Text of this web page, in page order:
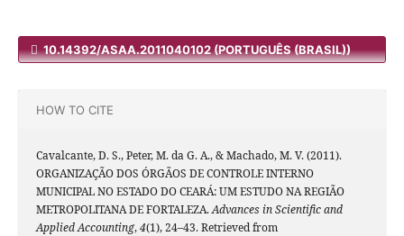
10.14392/ASAA.2011040102 (PORTUGUÊS (BRASIL))
HOW TO CITE
Cavalcante, D. S., Peter, M. da G. A., & Machado, M. V. (2011).
ORGANIZAÇÃO DOS ÓRGÃOS DE CONTROLE INTERNO
MUNICIPAL NO ESTADO DO CEARÁ: UM ESTUDO NA REGIÃO
METROPOLITANA DE FORTALEZA.Advances in Scientific and
Applied Accounting,4(1), 24–43. Retrieved from